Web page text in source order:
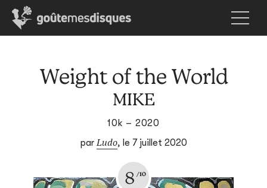
Weight of the World
MIKE
10k – 2020
parLudo, le 7 juillet 2020
8